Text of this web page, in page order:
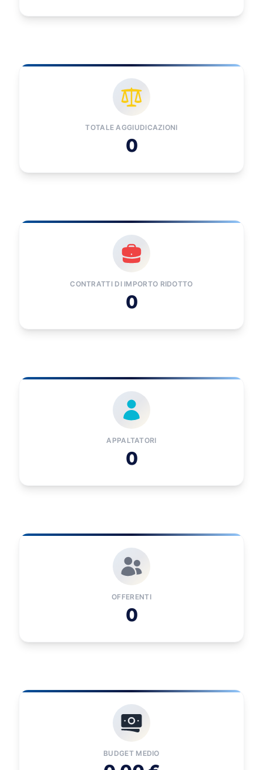
TOTALE AGGIUDICAZIONI
0
CONTRATTI DI IMPORTO RIDOTTO
0
APPALTATORI
0
OFFERENTI
0
BUDGET MEDIO